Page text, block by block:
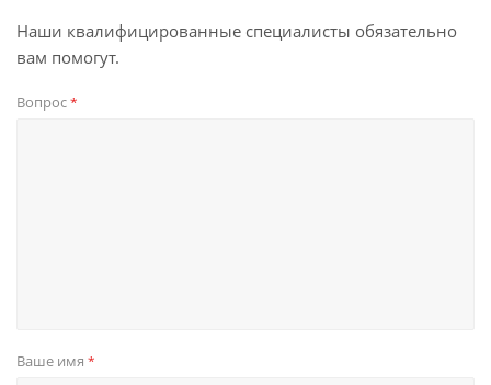
Наши квалифицированные специалисты обязательно
вам помогут.
Вопрос*
Ваше имя *